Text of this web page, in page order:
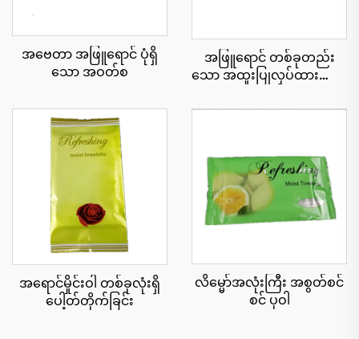
အဗေတာ အဖြူရောင် ပုံရှိ
သော အဝတ်စ
အဖြူရောင် တစ်ခုတည်း
သော အထူးပြုလုပ်ထားသော
အရောင်မှိုင်းဝါ တစ်ခုလုံးရှိ
ပေါ့တ်တိုက်ခြင်း
လိမ္မော်အလုံးကြီး အစွတ်စင်
စင် ပုဝါ